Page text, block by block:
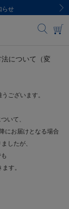
らせ
について（変
ございます。
いて、
にお届けとなる場合
したが、
す。